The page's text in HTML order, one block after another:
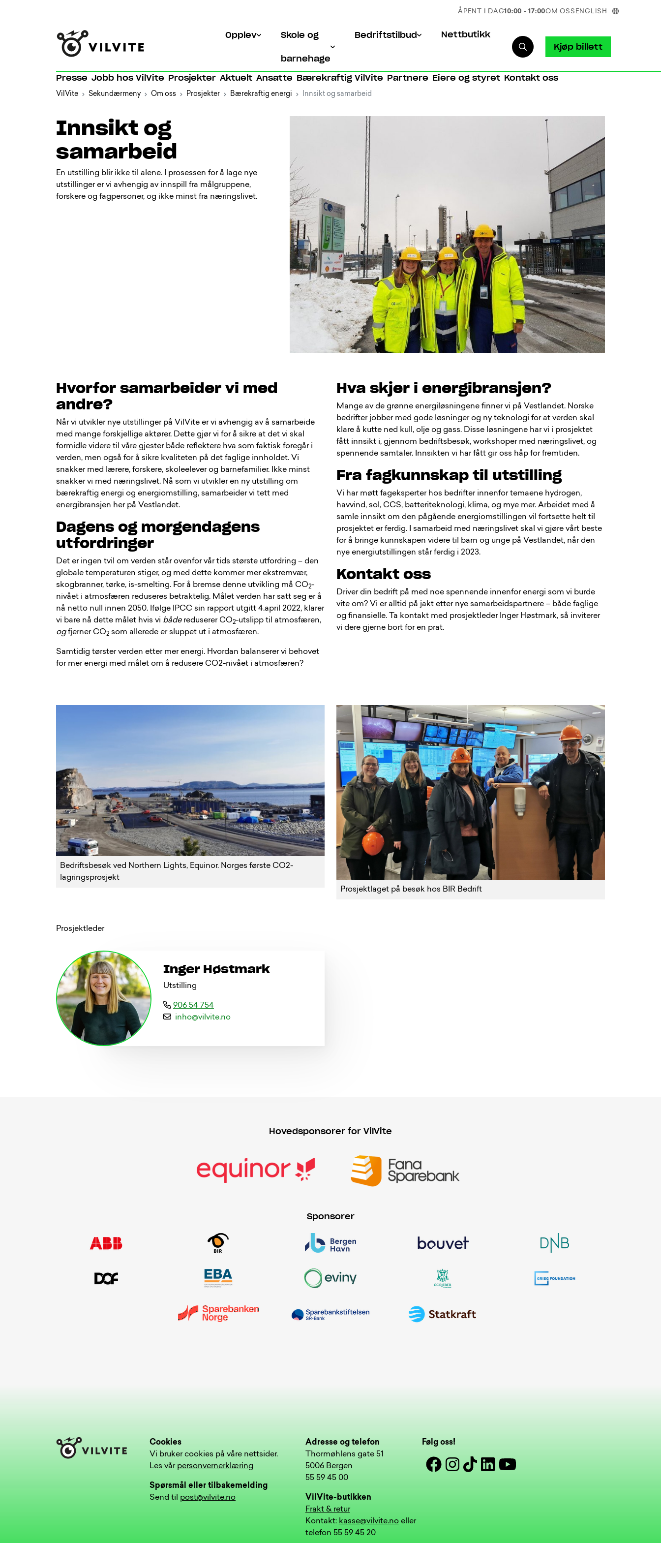
Opplev Skole og
barnehage
Bedriftstilbud Nettbutikk
ÅPENT I DAG10:00 - 17:00OM OSS ENGLISH
Kjøp billett
Presse Jobb hos VilVite Prosjekter Aktuelt Ansatte Bærekraftig VilVite Partnere Eiere og styret Kontakt oss
VilVite Sekundærmeny Om oss Prosjekter Bærekraftig energi Innsikt og samarbeid
Innsikt og
samarbeid
En utstilling blir ikke til alene. I prosessen for å lage nye
utstillinger er vi avhengig av innspill fra målgruppene,
forskere og fagpersoner, og ikke minst fra næringslivet.
Hvorfor samarbeider vi med
andre?
Når vi utvikler nye utstillinger på VilVite er vi avhengig av å samarbeide
med mange forskjellige aktører. Dette gjør vi for å sikre at det vi skal
formidle videre til våre gjester både reflektere hva som faktisk foregår i
verden, men også for å sikre kvaliteten på det faglige innholdet. Vi
snakker med lærere, forskere, skoleelever og barnefamilier. Ikke minst
snakker vi med næringslivet. Nå som vi utvikler en ny utstilling om
bærekraftig energi og energiomstilling, samarbeider vi tett med
energibransjen her på Vestlandet.
Dagens og morgendagens
utfordringer
Det er ingen tvil om verden står ovenfor vår tids største utfordring – den
globale temperaturen stiger, og med dette kommer mer ekstremvær,
skogbranner, tørke, is-smelting. For å bremse denne utvikling må CO2-
nivået i atmosfæren reduseres betraktelig. Målet verden har satt seg er å
nå netto null innen 2050. Ifølge IPCC sin rapport utgitt 4.april 2022, klarer
vi bare nå dette målet hvis vi bådereduserer CO2-utslipp til atmosfæren,
ogfjerner CO2 som allerede er sluppet ut i atmosfæren.
Samtidig tørster verden etter mer energi. Hvordan balanserer vi behovet
for mer energi med målet om å redusere CO2-nivået i atmosfæren?
Hva skjer i energibransjen?
Mange av de grønne energiløsningene finner vi på Vestlandet. Norske
bedrifter jobber med gode løsninger og ny teknologi for at verden skal
klare å kutte ned kull, olje og gass. Disse løsningene har vi i prosjektet
fått innsikt i, gjennom bedriftsbesøk, workshoper med næringslivet, og
spennende samtaler. Innsikten vi har fått gir oss håp for fremtiden.
Fra fagkunnskap til utstilling
Vi har møtt fageksperter hos bedrifter innenfor temaene hydrogen,
havvind, sol, CCS, batteriteknologi, klima, og mye mer. Arbeidet med å
samle innsikt om den pågående energiomstillingen vil fortsette helt til
prosjektet er ferdig. I samarbeid med næringslivet skal vi gjøre vårt beste
for å bringe kunnskapen videre til barn og unge på Vestlandet, når den
nye energiutstillingen står ferdig i 2023.
Kontakt oss
Driver din bedrift på med noe spennende innenfor energi som vi burde
vite om? Vi er alltid på jakt etter nye samarbeidspartnere – både faglige
og finansielle. Ta kontakt med prosjektleder Inger Høstmark, så inviterer
vi dere gjerne bort for en prat.
Bedriftsbesøk ved Northern Lights, Equinor. Norges første CO2-
lagringsprosjekt
Prosjektlaget på besøk hos BIR Bedrift
Prosjektleder
Inger Høstmark
Utstilling
906 54 754
o
n
.
e
t
i
v
l
i
v
@
o
h
n
i
Hovedsponsorer for VilVite
Sponsorer
Cookies
Vi bruker cookies på våre nettsider.
Les vår personvernerklæring
Spørsmål eller tilbakemelding
Send til post@vilvite.no
Adresse og telefon
Thormøhlens gate 51
5006 Bergen
55 59 45 00
VilVite-butikken
Frakt & retur
Kontakt: kasse@vilvite.noeller
telefon 55 59 45 20
Følg oss!
FacebookInstagram
TiktokLinkedinYoutube